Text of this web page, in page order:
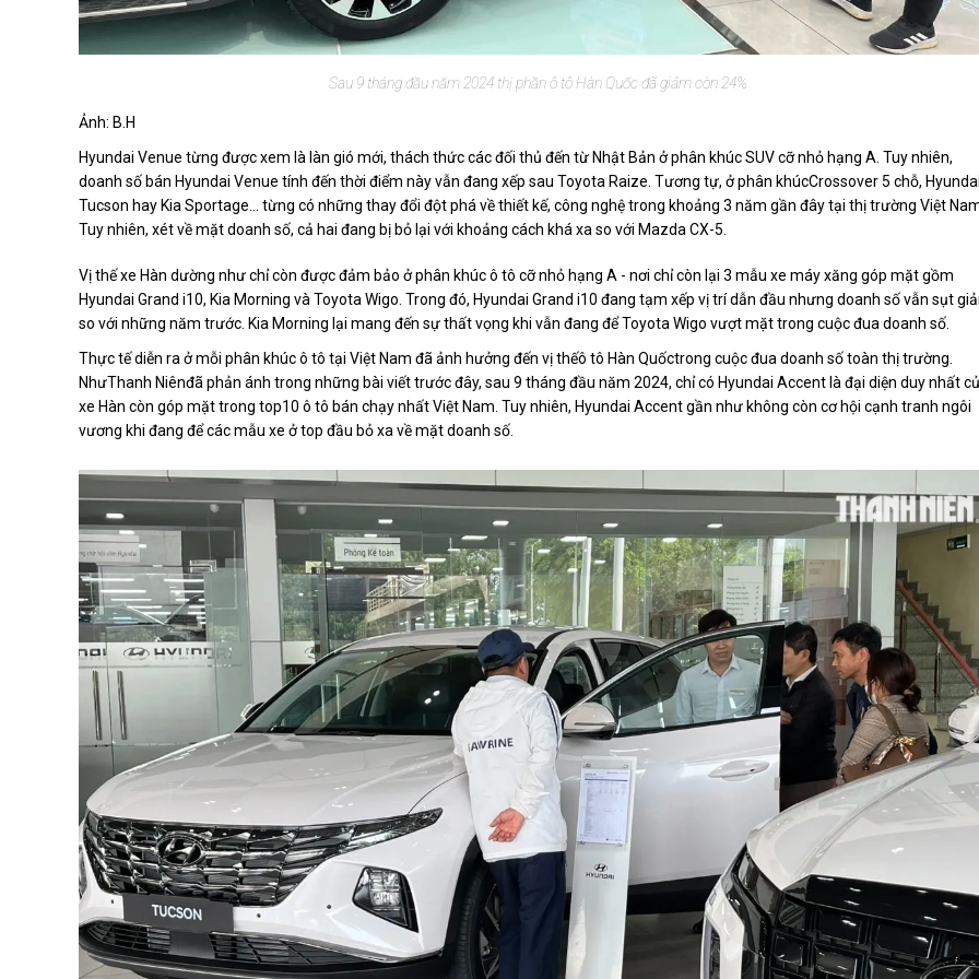
Sau 9 tháng đầu năm 2024 thị phần ô tô Hàn Quốc đã giảm còn 24%
Ảnh: B.H
Hyundai Venue từng được xem là làn gió mới, thách thức các đối thủ đến từ Nhật Bản ở phân khúc SUV cỡ nhỏ hạng A. Tuy nhiên,
doanh số bán Hyundai Venue tính đến thời điểm này vẫn đang xếp sau Toyota Raize. Tương tự, ở phân khúcCrossover 5 chỗ, Hyundai
Tucson hay Kia Sportage… từng có những thay đổi đột phá về thiết kế, công nghệ trong khoảng 3 năm gần đây tại thị trường Việt
Tuy nhiên, xét về mặt doanh số, cả hai đang bị bỏ lại với khoảng cách khá xa so với Mazda CX-5.
Vị thế xe Hàn dường như chỉ còn được đảm bảo ở phân khúc ô tô cỡ nhỏ hạng A - nơi chỉ còn lại 3 mẫu xe máy xăng góp mặt gồm
Hyundai Grand i10, Kia Morning và Toyota Wigo. Trong đó, Hyundai Grand i10 đang tạm xếp vị trí dẫn đầu nhưng doanh số vẫn sụt
so với những năm trước. Kia Morning lại mang đến sự thất vọng khi vẫn đang để Toyota Wigo vượt mặt trong cuộc đua doanh số.
Thực tế diễn ra ở mỗi phân khúc ô tô tại Việt Nam đã ảnh hưởng đến vị thếô tô Hàn Quốctrong cuộc đua doanh số toàn thị trường.
NhưThanh Niênđã phản ánh trong những bài viết trước đây, sau 9 tháng đầu năm 2024, chỉ có Hyundai Accent là đại diện duy nhất
xe Hàn còn góp mặt trong top10 ô tô bán chạy nhất Việt Nam. Tuy nhiên, Hyundai Accent gần như không còn cơ hội cạnh tranh ngôi
vương khi đang để các mẫu xe ở top đầu bỏ xa về mặt doanh số.